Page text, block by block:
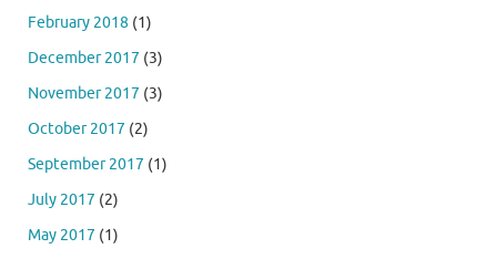
February 2018 (1)
December 2017 (3)
November 2017 (3)
October 2017 (2)
September 2017 (1)
July 2017 (2)
May 2017 (1)